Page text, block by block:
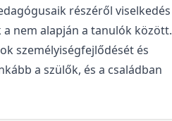
részéről viselkedés
nem alapján a tanulók között.
személyiségfejlődését és
a szülők, és a családban